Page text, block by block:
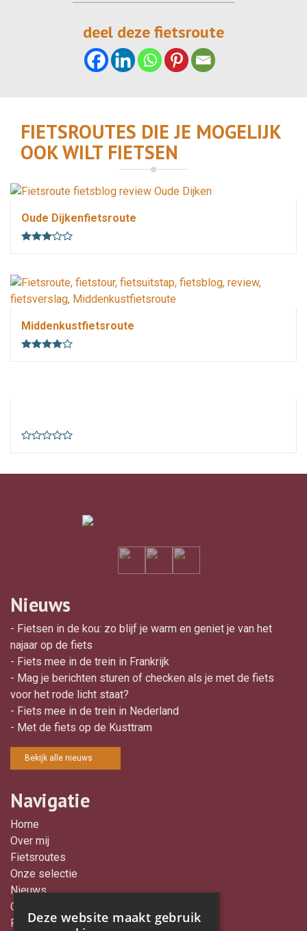
deel deze fietsroute
FIETSROUTES DIE JE MOGELIJK
OOK WILT FIETSEN
3 uur vlak lus
Oude Dijkenfietsroute
Middenkustfietsroute
Nieuws
- Fietsen in de kou: zo blijf je warm en geniet je van het
najaar op de fiets
- Fiets mee in de trein in Frankrijk
- Mag je berichten sturen of checken als je met de fiets
voor het rode licht staat?
- Fiets mee in de trein in Nederland
- Met de fiets op de Kusttram
Bekijk alle nieuws
Navigatie
Home
Over mij
Fietsroutes
Onze selectie
Nieuws
Contact
Proclaimer
Deze website maakt gebruik